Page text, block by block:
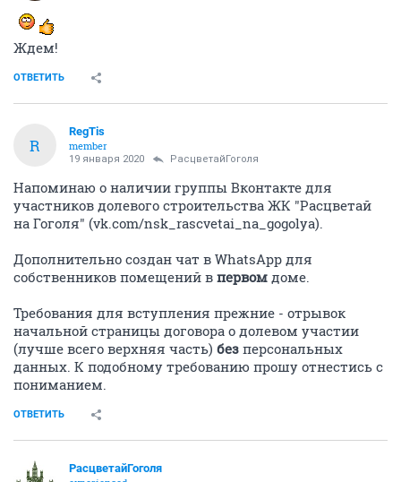
Ждем!
ОТВЕТИТЬ
R
RegTis
member
19 января 2020 РасцветайГоголя
Напоминаю о наличии группы Вконтакте для
участников долевого строительства ЖК "Расцветай
на Гоголя" (vk.com/nsk_rascvetai_na_gogolya).
Дополнительно создан чат в WhatsApp для
собственников помещений в первом доме.
Требования для вступления прежние - отрывок
начальной страницы договора о долевом участии
(лучше всего верхняя часть) без персональных
данных. К подобному требованию прошу отнестись с
пониманием.
ОТВЕТИТЬ
РасцветайГоголя